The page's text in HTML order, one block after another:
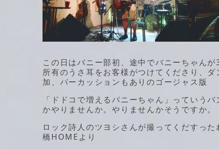
この日はバニー部初、途中でバニーちゃん
所有のうさ耳をお客様がつけてくださり、
加、パーカッションもありのゴージャス版
「ドドコで増えるバニーちゃん」っていう
かやりませんか。やりませんかそうですか。
ロック詩人のツヨシさんが撮ってくだすっ
橋HOMEより